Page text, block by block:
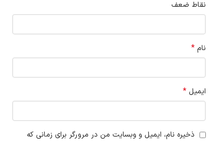
نقاط ضعف
نام *
ایمیل *
ذخیره نام، ایمیل و وبسایت من در مرورگر برای زمانی که